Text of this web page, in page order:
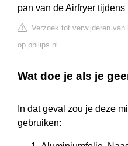
pan van de Airfryer
Verzoek tot verwijderen van
op philips.nl
Wat doe je als je
In dat geval zou je deze
gebruiken: